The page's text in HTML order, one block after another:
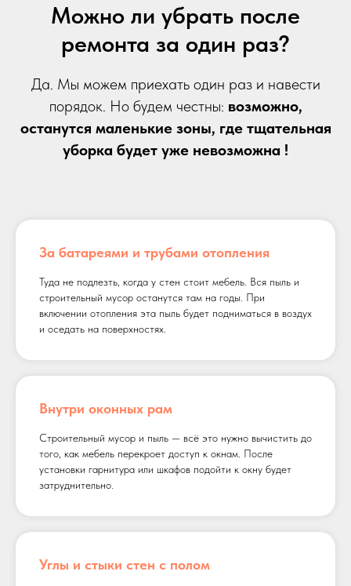
Можно ли убрать после
ремонта за один раз?
Да. Мы можем приехать один раз и навести
порядок. Но будем честны: возможно,
останутся маленькие зоны, где тщательная
уборка будет уже невозможна !
За батареями и трубами отопления
Туда не подлезть, когда у стен стоит мебель. Вся пыль и
строительный мусор останутся там на годы. При
включении отопления эта пыль будет подниматься в воздух
и оседать на поверхностях.
Внутри оконных рам
Строительный мусор и пыль — всё это нужно вычистить до
того, как мебель перекроет доступ к окнам. После
установки гарнитура или шкафов подойти к окну будет
затруднительно.
Углы и стыки стен с полом